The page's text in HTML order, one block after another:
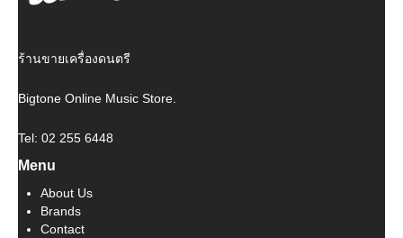
ร้านขายเครื่องดนตรี
Bigtone Online Music Store.
Tel: 02 255 6448
Menu
About Us
Brands
Contact